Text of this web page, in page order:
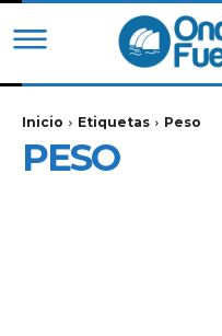
Inicio Etiquetas Peso
PESO